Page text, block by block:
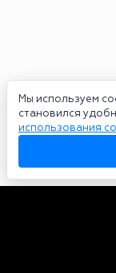
Мы используем
становился
использования